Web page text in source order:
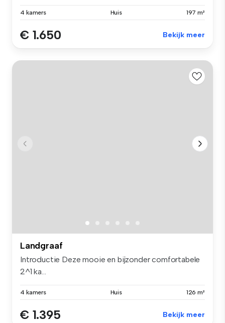
4 kamers Huis 197 m²
€ 1.650 Bekijk meer
Landgraaf
Introductie Deze mooie en bijzonder comfortabele
2^1 ka...
4 kamers Huis 126 m²
€ 1.395 Bekijk meer